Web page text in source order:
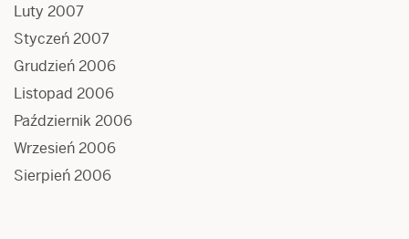
Luty 2007
Styczeń 2007
Grudzień 2006
Listopad 2006
Październik 2006
Wrzesień 2006
Sierpień 2006